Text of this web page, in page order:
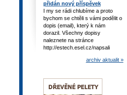
přidán nový příspěvek
I my se rádi chlubíme a proto
bychom se chtěli s vámi podělit o
dopis (email), který k nám
dorazil. Všechny dopisy
naleznete na stránce
http://estech.esel.cz/napsali
archiv aktualit »